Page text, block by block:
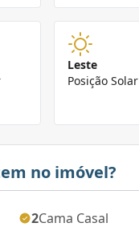
Leste
Posição Solar
no imóvel?
2Cama Casal